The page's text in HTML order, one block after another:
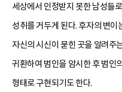
세상에서 인정받지 못한 남성들
성취를 거두게 된다. 후자의 변
자신의 시신이 묻힌 곳을 알려주
귀환하여 범인을 암시한 후 범인
형태로 구현되기도 한다.